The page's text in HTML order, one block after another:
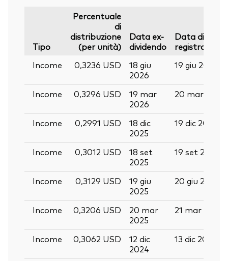
Tipo
Percentuale
di
distribuzione
(per unità)
Data ex-
dividendo
Data di
registrazione
Income
0,3236 USD
18 giu
2026
19 giu 2026
Income 0,3296 USD
19 mar
2026
20 mar 2026
Income 0,2991 USD
18 dic
2025
19 dic 2025
Income 0,3012 USD
18 set
2025
19 set 2025
Income 0,3129 USD
19 giu
2025
20 giu 2025
Income 0,3206 USD
20 mar
2025
21 mar 2025
Income 0,3062 USD
12 dic
2024
13 dic 2024